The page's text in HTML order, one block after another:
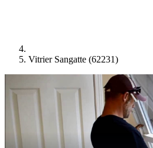
Vitrier Sangatte (62231)